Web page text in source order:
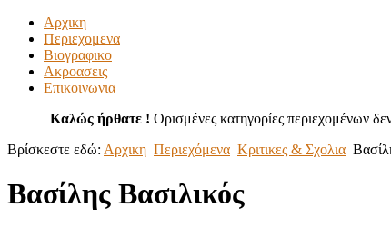
Αρχικη
Περιεχομενα
Βιογραφικο
Ακροασεις
Επικοινωνια
Καλώς ήρθατε ! Ορισμένες κατηγορίες περιεχομένων
Βρίσκεστε εδώ: Αρχικη Περιεχόμενα Κριτικες & Σχολια
Βασίλης Βασιλικός
( Εφημερίδα ΤΑ